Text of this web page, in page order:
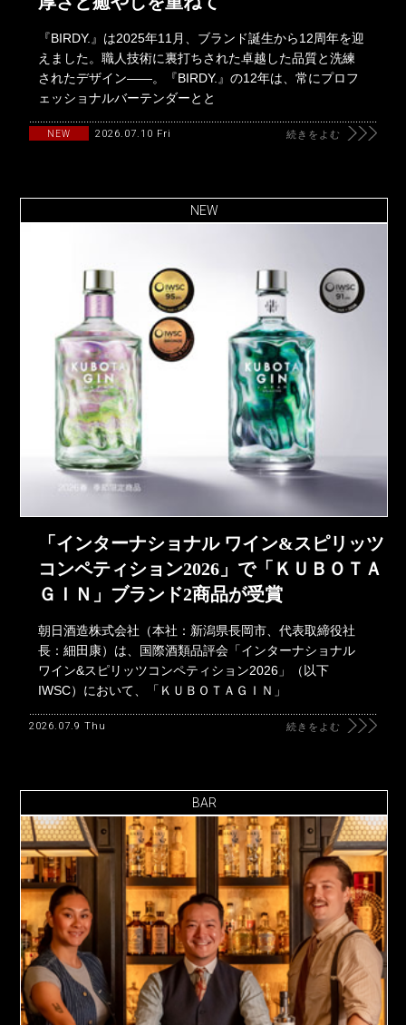
『BIRDY.』は2025年11月、ブランド誕生から12周年を迎
えました。職人技術に裏打ちされた卓越した品質と洗練
されたデザイン――。『BIRDY.』の12年は、常にプロフ
ェッショナルバーテンダーとと
NEW 2026.07.10 Fri 続きをよむ
NEW
「インターナショナル ワイン&スピリッツ
コンペティション2026」で「ＫＵＢＯＴＡ
ＧＩＮ」ブランド2商品が受賞
朝日酒造株式会社（本社：新潟県長岡市、代表取締役社
長：細田康）は、国際酒類品評会「インターナショナル
ワイン&スピリッツコンペティション2026」（以下
IWSC）において、「ＫＵＢＯＴＡＧＩＮ」
2026.07.9 Thu 続きをよむ
BAR